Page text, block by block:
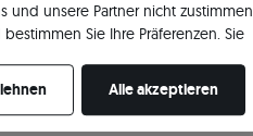
unsere Partner nicht zustimmen
Sie Ihre Präferenzen. Sie
Alle akzeptieren